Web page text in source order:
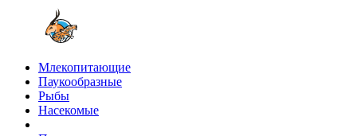
Млекопитающие
Паукообразные
Рыбы
Насекомые